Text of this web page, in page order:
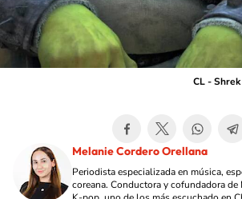
CL - Shrek
Melanie Cordero Orellana
Periodista especializada en música,
coreana. Conductora y cofundadora de